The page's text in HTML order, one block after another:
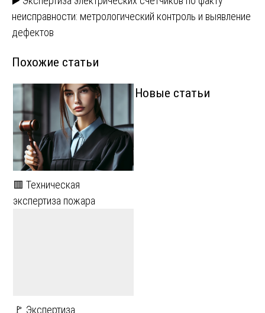
по
записям
неисправности: метрологический контроль и выявление
дефектов
Похожие статьи
🟥 Техническая
экспертиза пожара
🚩 Экспертиза
Новые статьи